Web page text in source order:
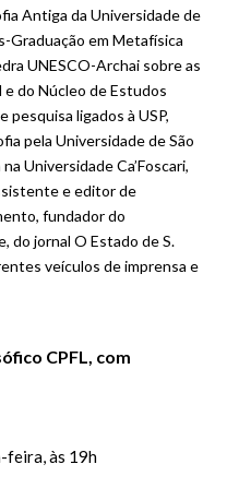
Antiga da Universidade de
Graduação em Metafísica
UNESCO-Archai sobre as
do Núcleo de Estudos
pesquisa ligados à USP,
pela Universidade de São
Universidade Ca’Foscari,
e editor de
fundador do
do jornal O Estado de S.
veículos de imprensa e
CPFL, com
feira, às 19h